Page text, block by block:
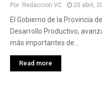
Por: Redaccion VC 20 abril,
El Gobierno de la Provincia
Desarrollo Productivo,
más importantes de...
Read more